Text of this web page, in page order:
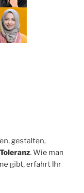
gestalten,
. Wie man
gibt, erfahrt Ihr